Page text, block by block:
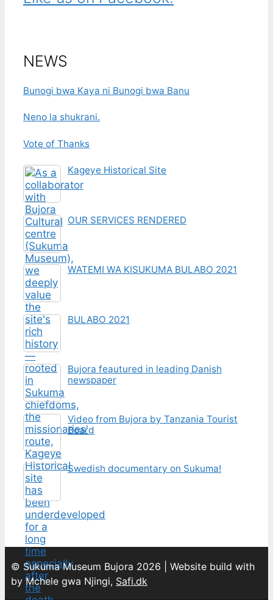
NEWS
Bunogi bwa Kaya ni Bunogi bwa Banu
Neno la shukrani.
Vote of Thanks
Kageye Historical Site
OUR SERVICES RENDERED
WATEMI WA KISUKUMA BULABO 2021
BULABO 2021
Bujora feautured in leading Danish
newspaper
Video from Bujora by Tanzania Tourist
Board
Swedish documentary on Sukuma!
© Sukuma Museum Bujora 2026 | Website build with
by Mchele gwa Njingi, Safi.dk